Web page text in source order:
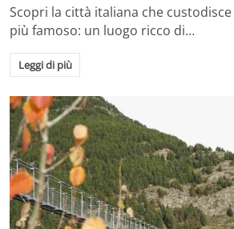
Scopri la città italiana che
più famoso: un luogo ricco di…
Leggi di più